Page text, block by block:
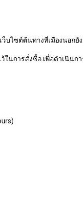
ไซต์ต้นทางที่เมืองนอกยัง
นการสั่งซื้อ เพื่อดำเนินก